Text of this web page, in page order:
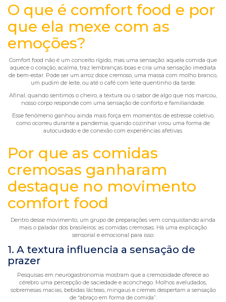
O que é comfort food e por
que ela mexe com as
emoções?
Comfort food não é um conceito rígido, mas uma sensação: aquela comida que
aquece o coração, acalma, traz lembranças boas e cria uma sensação imediata
de bem-estar. Pode ser um arroz doce cremoso, uma massa com molho branco,
um pudim de leite, ou até o café com leite quentinho da tarde.
Afinal, quando sentimos o cheiro, a textura ou o sabor de algo que nos marcou,
nosso corpo responde com uma sensação de conforto e familiaridade.
Esse fenômeno ganhou ainda mais força em momentos de estresse coletivo,
como ocorreu durante a pandemia, quando cozinhar virou uma forma de
autocuidado e de conexão com experiências afetivas.
Por que as comidas
cremosas ganharam
destaque no movimento
comfort food
Dentro desse movimento, um grupo de preparações vem conquistando ainda
mais o paladar dos brasileiros: as comidas cremosas. Há uma explicação
sensorial e emocional para isso:
1. A textura influencia a sensação de
prazer
Pesquisas em neurogastronomia mostram que a cremosidade oferece ao
cérebro uma percepção de saciedade e aconchego. Molhos aveludados,
sobremesas macias, bebidas lácteas, mingaus e cremes despertam a sensação
de “abraço em forma de comida”.